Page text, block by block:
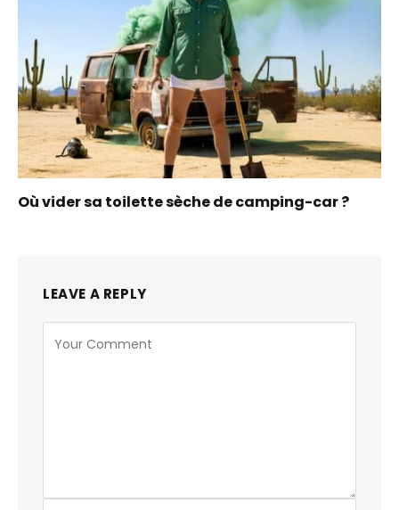
Où vider sa toilette sèche de camping-car ?
LEAVE A REPLY